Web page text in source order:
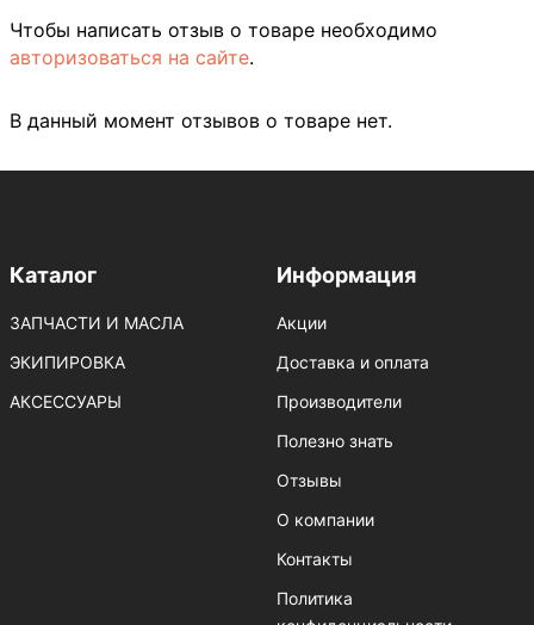
Чтобы написать отзыв о товаре необходимо
авторизоваться на сайте.
В данный момент отзывов о товаре нет.
Каталог
ЗАПЧАСТИ И МАСЛА
ЭКИПИРОВКА
АКСЕССУАРЫ
Информация
Акции
Доставка и оплата
Производители
Полезно знать
Отзывы
О компании
Контакты
Политика